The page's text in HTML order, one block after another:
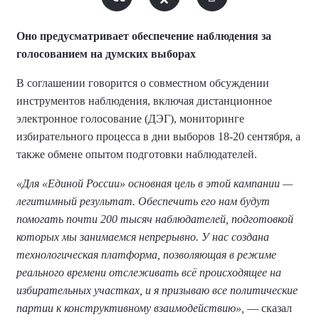
Оно предусматривает обеспечение наблюдения за
голосованием на думских выборах
В соглашении говорится о совместном обсуждении
инструментов наблюдения, включая дистанционное
электронное голосование (ДЭГ), мониторинге
избирательного процесса в дни выборов 18-20 сентября, а
также обмене опытом подготовки наблюдателей.
«Для «Единой России» основная цель в этой кампании —
легитимный результат. Обеспечить его нам будут
помогать почти 200 тысяч наблюдателей, подготовкой
которых мы занимаемся непрерывно. У нас создана
технологическая платформа, позволяющая в режиме
реального времени отслеживать всё происходящее на
избирательных участках, и я призываю все политические
партии к конструктивному взаимодействию», — сказал